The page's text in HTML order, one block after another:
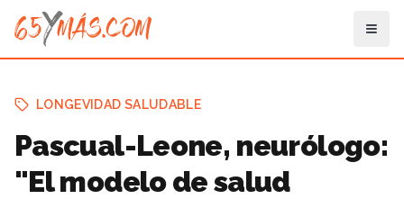
LONGEVIDAD SALUDABLE
Pascual-Leone, neurólogo:
"El modelo de salud